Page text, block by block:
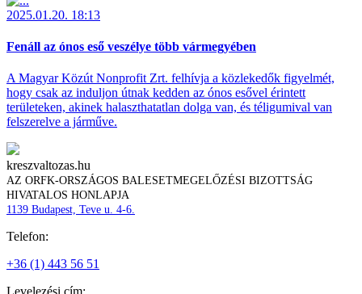
2025.01.20. 18:13
Fenáll az ónos eső veszélye több vármegyében
A Magyar Közút Nonprofit Zrt. felhívja a közlekedők figyelmét,
hogy csak az induljon útnak kedden az ónos esővel érintett
területeken, akinek halaszthatatlan dolga van, és téligumival van
felszerelve a járműve.
kreszvaltozas.hu
AZ ORFK-ORSZÁGOS BALESETMEGELŐZÉSI BIZOTTSÁG
HIVATALOS HONLAPJA
1139 Budapest, Teve u. 4-6.
Telefon:
+36 (1) 443 56 51
Levelezési cím: